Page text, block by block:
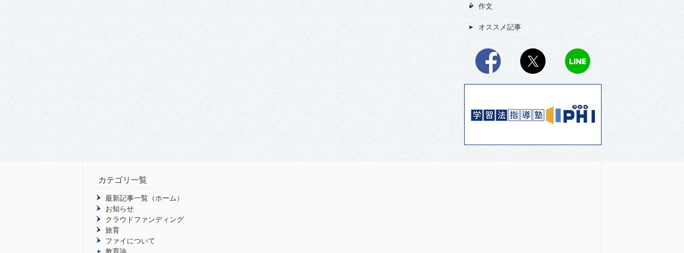
作文
オススメ記事
Facebook
カテゴリ一覧
最新記事一覧（ホーム）
お知らせ
クラウドファンディング
旅育
ファイについて